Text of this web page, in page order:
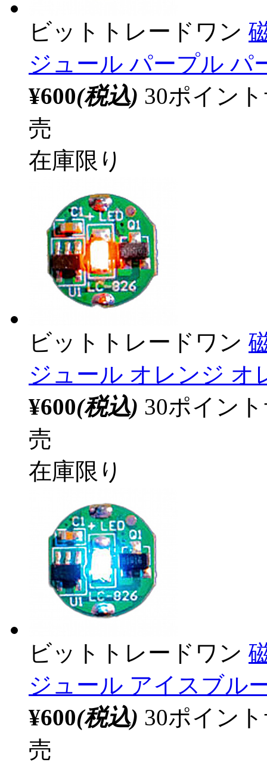
ビットトレードワン
ジュール パープル パ
¥600(税込) 30ポイン
売
在庫限り
ビットトレードワン
ジュール オレンジ オ
¥600(税込) 30ポイン
売
在庫限り
ビットトレードワン
ジュール アイスブル
¥600(税込) 30ポイン
売